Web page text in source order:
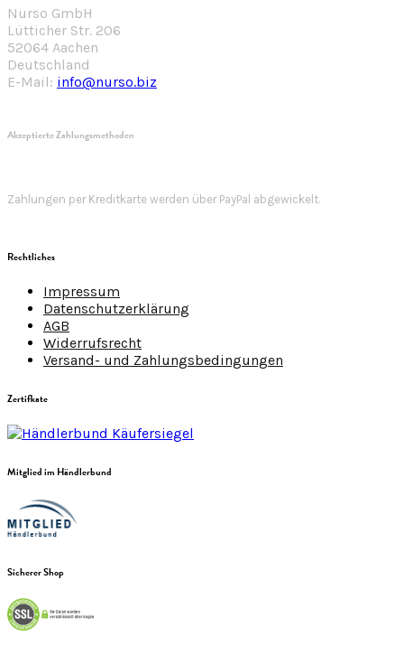
Nurso GmbH
Lütticher Str. 206
52064 Aachen
Deutschland
E-Mail: info@nurso.biz
Akzeptierte Zahlungsmethoden
Zahlungen per Kreditkarte werden über PayPal abgewickelt.
Rechtliches
Impressum
Datenschutzerklärung
AGB
Widerrufsrecht
Versand- und Zahlungsbedingungen
Zertifkate
Mitglied im Händlerbund
Sicherer Shop